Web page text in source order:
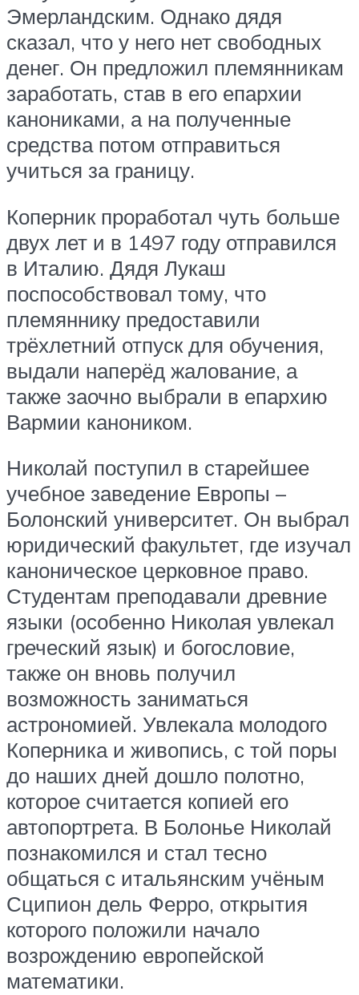
Эмерландским. Однако дядя
сказал, что у него нет свободных
денег. Он предложил племянникам
заработать, став в его епархии
канониками, а на полученные
средства потом отправиться
учиться за границу.
Коперник проработал чуть больше
двух лет и в 1497 году отправился
в Италию. Дядя Лукаш
поспособствовал тому, что
племяннику предоставили
трёхлетний отпуск для обучения,
выдали наперёд жалование, а
также заочно выбрали в епархию
Вармии каноником.
Николай поступил в старейшее
учебное заведение Европы –
Болонский университет. Он выбрал
юридический факультет, где изучал
каноническое церковное право.
Студентам преподавали древние
языки (особенно Николая увлекал
греческий язык) и богословие,
также он вновь получил
возможность заниматься
астрономией. Увлекала молодого
Коперника и живопись, с той поры
до наших дней дошло полотно,
которое считается копией его
автопортрета. В Болонье Николай
познакомился и стал тесно
общаться с итальянским учёным
Сципион дель Ферро, открытия
которого положили начало
возрождению европейской
математики.